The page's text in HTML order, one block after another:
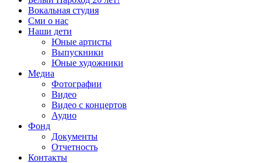
Вокальная студия
Сми о нас
Наши дети
Юные артисты
Выпускники
Юные художники
Медиа
Фотографии
Видео
Видео с концертов
Аудио
Фонд
Документы
Отчетность
Контакты